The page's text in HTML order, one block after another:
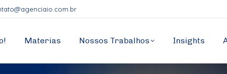
Materias Nossos Trabalhos Insights